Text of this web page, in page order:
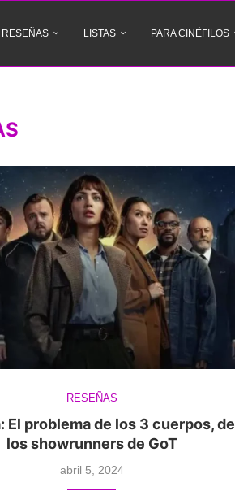
RESEÑAS LISTAS PARA CINÉFILOS
RESEÑAS
El problema de los 3 cuerpos, de
los showrunners de GoT
abril 5, 2024